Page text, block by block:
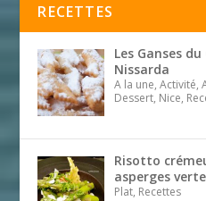
RECETTES
Les Ganses
Nissarda
A la une, Activité,
Dessert, Nice,
Risotto
asperges
Plat, Recettes